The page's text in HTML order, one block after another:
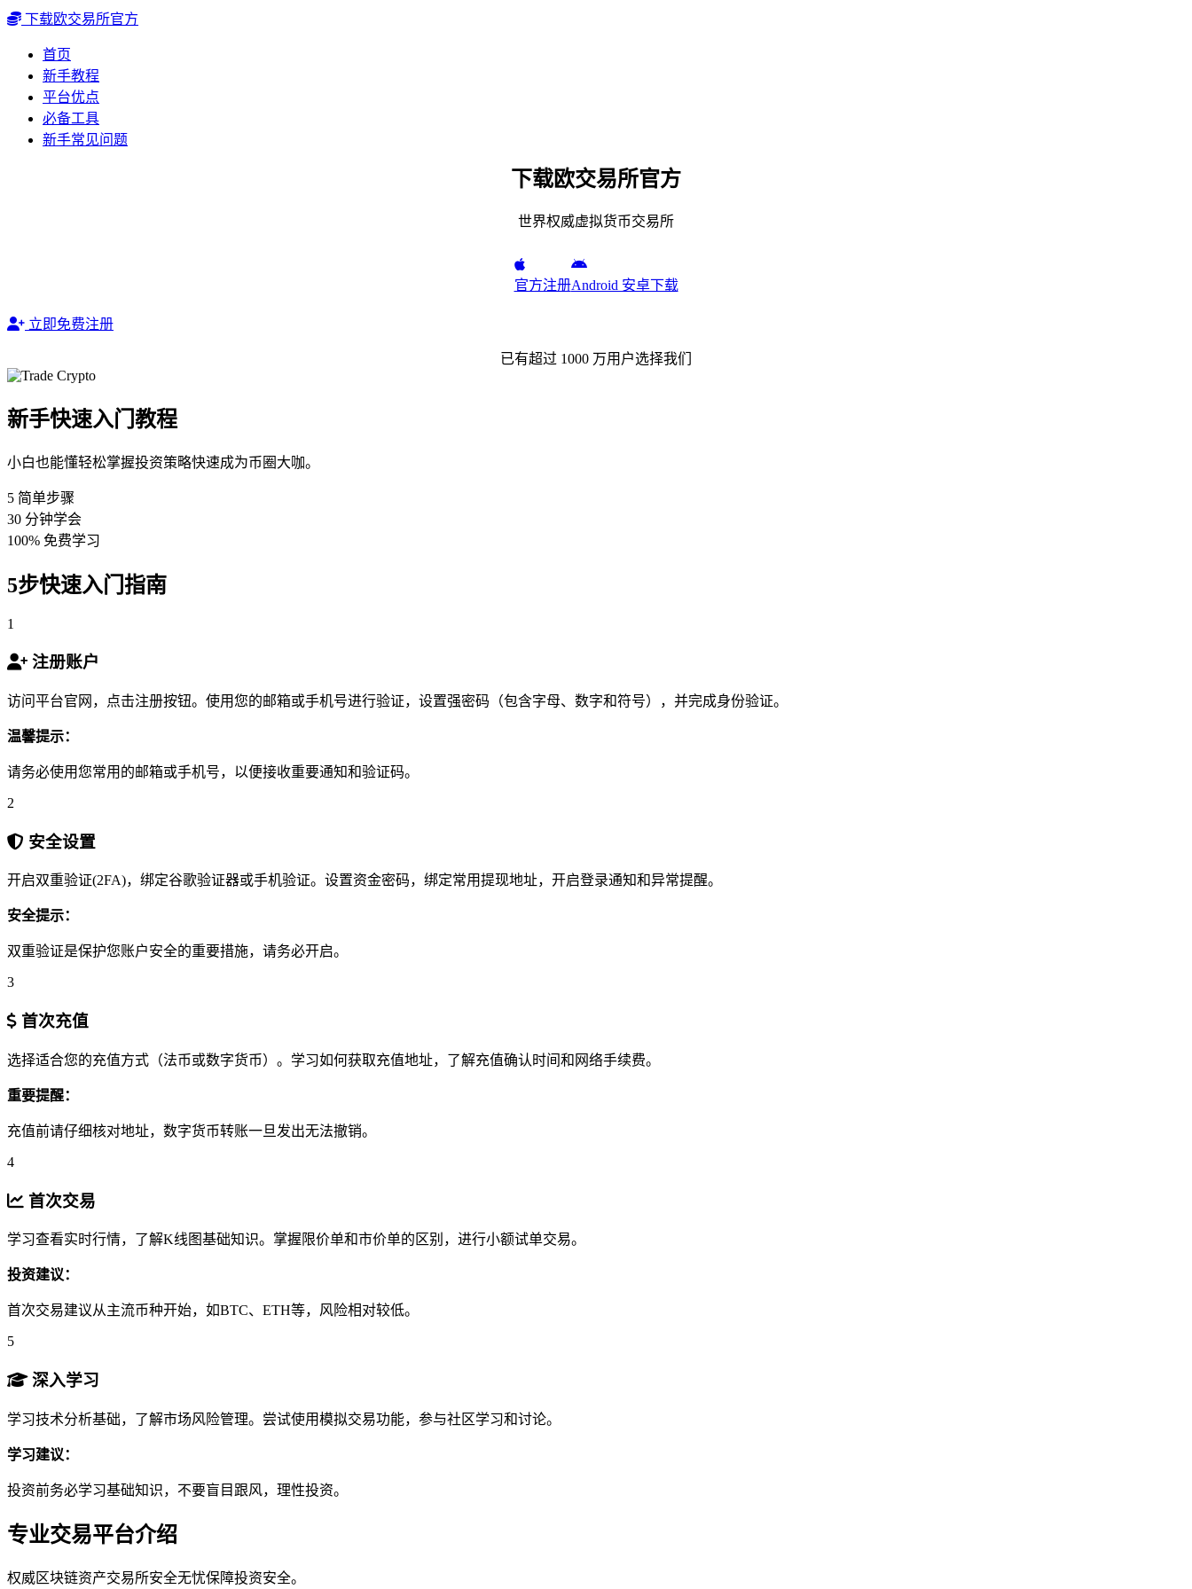
下载欧交易所官方
首页
新手教程
平台优点
必备工具
新手常见问题
下载欧交易所官方
世界权威虚拟货币交易所
官方注册Android 安卓下载
立即免费注册
已有超过 1000 万用户选择我们
新手快速入门教程
小白也能懂轻松掌握投资策略快速成为币圈大咖。
5 简单步骤
30 分钟学会
100% 免费学习
5步快速入门指南
1
注册账户
访问平台官网，点击注册按钮。使用您的邮箱或手机号进行验证，设置强密码（包含字母、数字和符号），并完成身份验证。
温馨提示：
请务必使用您常用的邮箱或手机号，以便接收重要通知和验证码。
2
安全设置
开启双重验证(2FA)，绑定谷歌验证器或手机验证。设置资金密码，绑定常用提现地址，开启登录通知和异常提醒。
安全提示：
双重验证是保护您账户安全的重要措施，请务必开启。
3
首次充值
选择适合您的充值方式（法币或数字货币）。学习如何获取充值地址，了解充值确认时间和网络手续费。
重要提醒：
充值前请仔细核对地址，数字货币转账一旦发出无法撤销。
4
首次交易
学习查看实时行情，了解K线图基础知识。掌握限价单和市价单的区别，进行小额试单交易。
投资建议：
首次交易建议从主流币种开始，如BTC、ETH等，风险相对较低。
5
深入学习
学习技术分析基础，了解市场风险管理。尝试使用模拟交易功能，参与社区学习和讨论。
学习建议：
投资前务必学习基础知识，不要盲目跟风，理性投资。
专业交易平台介绍
权威区块链资产交易所安全无忧保障投资安全。